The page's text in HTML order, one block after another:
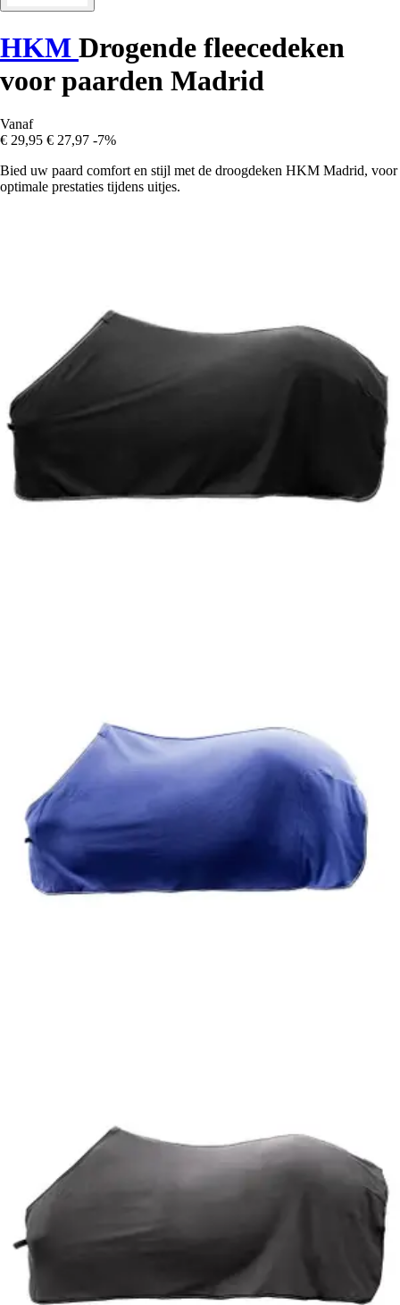
HKM Drogende fleecedeken
voor paarden Madrid
Vanaf
€ 29,95 € 27,97 -7%
Bied uw paard comfort en stijl met de droogdeken HKM Madrid, voor
optimale prestaties tijdens uitjes.